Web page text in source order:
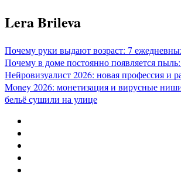
Перейти
к
Lera Brileva
Почему руки выдают возраст: 7
Почему в доме постоянно появляется
Нейровизуалист 2026: новая профессия и
Money 2026: монетизация и вирусные
бельё сушили на улице